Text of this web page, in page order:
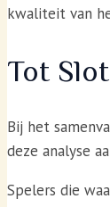
kwaliteit van
Tot Slot
Bij het
deze analyse
Spelers die